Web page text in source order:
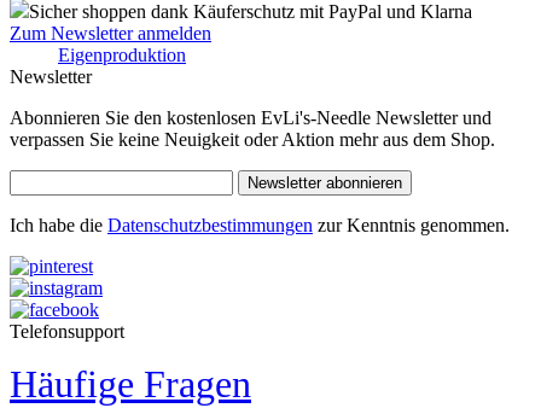
Sicher shoppen dank Käuferschutz mit PayPal und Klarna
Zum Newsletter anmelden
Eigenproduktion
Newsletter
Abonnieren Sie den kostenlosen EvLi's-Needle Newsletter und
verpassen Sie keine Neuigkeit oder Aktion mehr aus dem Shop.
Newsletter abonnieren
Ich habe die Datenschutzbestimmungen zur Kenntnis genommen.
Telefonsupport
Häufige Fragen